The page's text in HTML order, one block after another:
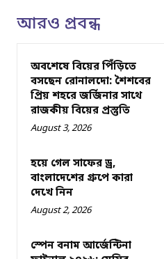
আরও প্রবন্ধ
অবশেষে বিয়ের পিঁড়িতে
বসছেন রোনালদো: শৈশবের
প্রিয় শহরে জর্জিনার সাথে
রাজকীয় বিয়ের প্রস্তুতি
August 3, 2026
হয়ে গেল সাফের ড্র,
বাংলাদেশের গ্রুপে কারা
দেখে নিন
August 2, 2026
স্পেন বনাম আর্জেন্টিনা